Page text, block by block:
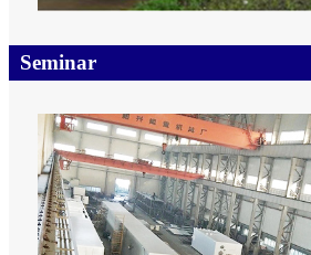
Seminar